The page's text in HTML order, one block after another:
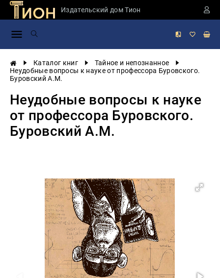
Издательский дом Тион
Каталог книг
Тайное и непознанное
Неудобные вопросы к науке от профессора Буровского.
Буровский А.М.
Неудобные вопросы к науке
от профессора Буровского.
Буровский А.М.
Занимательная
России
Мировая
Экономика
Фантастика
и
приключения
будущего
Публицистика
Тайное и
непознанное